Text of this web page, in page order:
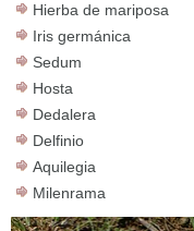
Hierba de mariposa
Iris germánica
Sedum
Hosta
Dedalera
Delfinio
Aquilegia
Milenrama